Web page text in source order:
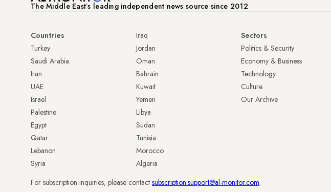
The Middle Eastʼs leading independent news source since 2012
Countries
Turkey
Saudi Arabia
Iran
UAE
Israel
Palestine
Egypt
Qatar
Lebanon
Syria
Iraq
Jordan
Oman
Bahrain
Kuwait
Yemen
Libya
Sudan
Tunisia
Morocco
Algeria
Sectors
Politics & Security
Economy & Business
Technology
Culture
Our Archive
For subscription inquiries, please contact subscription.support@al-monitor.com.